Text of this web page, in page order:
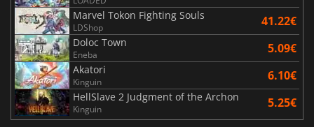
Marvel Tokon Fighting Souls
LDShop 41.22€
Doloc Town
Eneba 5.09€
Akatori
Kinguin 6.10€
HellSlave 2 Judgment of the Archon
Kinguin 5.25€